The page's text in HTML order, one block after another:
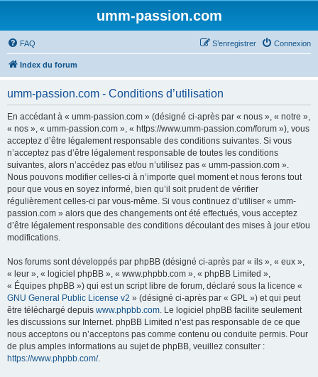
umm-passion.com
FAQ Connexion
S’enregistrer
Index du forum
umm-passion.com - Conditions d’utilisation
En accédant à « umm-passion.com » (désigné ci-après par « nous », « notre »,
« nos », « umm-passion.com », « https://www.umm-passion.com/forum »), vous
acceptez d’être légalement responsable des conditions suivantes. Si vous
n’acceptez pas d’être légalement responsable de toutes les conditions
suivantes, alors n’accédez pas et/ou n’utilisez pas « umm-passion.com ».
Nous pouvons modifier celles-ci à n’importe quel moment et nous ferons tout
pour que vous en soyez informé, bien qu’il soit prudent de vérifier
régulièrement celles-ci par vous-même. Si vous continuez d’utiliser « umm-
passion.com » alors que des changements ont été effectués, vous acceptez
d’être légalement responsable des conditions découlant des mises à jour et/ou
modifications.
Nos forums sont développés par phpBB (désigné ci-après par « ils », « eux »,
« leur », « logiciel phpBB », « www.phpbb.com », « phpBB Limited »,
« Équipes phpBB ») qui est un script libre de forum, déclaré sous la licence «
GNU General Public License v2 » (désigné ci-après par « GPL ») et qui peut
être téléchargé depuis www.phpbb.com. Le logiciel phpBB facilite seulement
les discussions sur Internet. phpBB Limited n’est pas responsable de ce que
nous acceptons ou n’acceptons pas comme contenu ou conduite permis. Pour
de plus amples informations au sujet de phpBB, veuillez consulter :
https://www.phpbb.com/.